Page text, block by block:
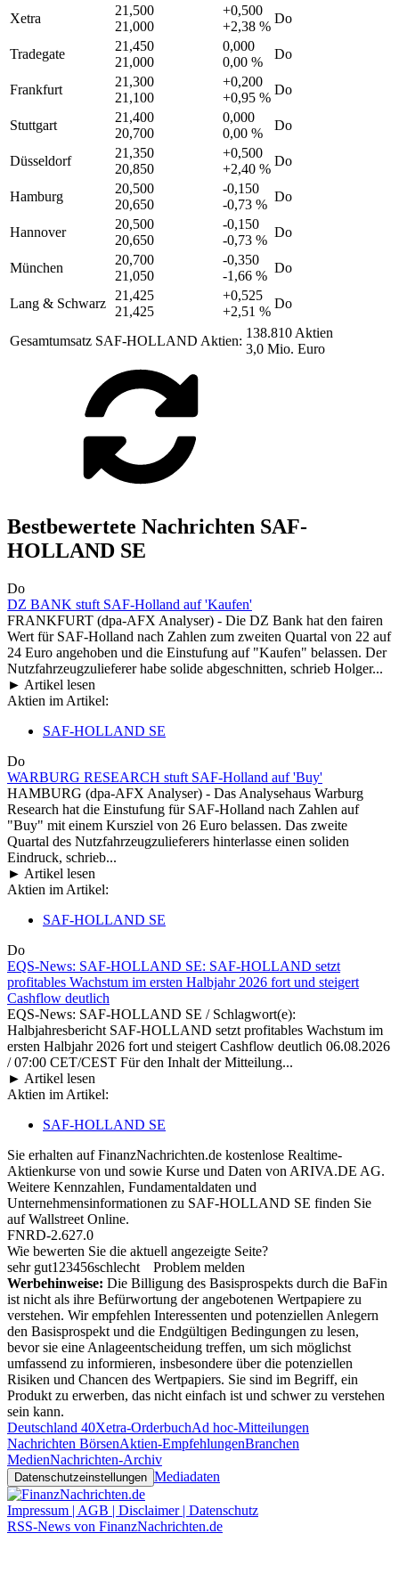
Xetra
21,500
21,000
+0,500
+2,38 %
Do
Tradegate
21,450
21,000
0,000
0,00 %
Do
Frankfurt
21,300
21,100
+0,200
+0,95 %
Do
Stuttgart
21,400
20,700
0,000
0,00 %
Do
Düsseldorf
21,350
20,850
+0,500
+2,40 %
Do
Hamburg
20,500
20,650
-0,150
-0,73 %
Do
Hannover
20,500
20,650
-0,150
-0,73 %
Do
München
20,700
21,050
-0,350
-1,66 %
Do
Lang & Schwarz
21,425
21,425
+0,525
+2,51 %
Do
Gesamtumsatz SAF-HOLLAND Aktien:
138.810 Aktien
3,0 Mio. Euro
Bestbewertete Nachrichten SAF-
HOLLAND SE
Do
DZ BANK stuft SAF-Holland auf 'Kaufen'
FRANKFURT (dpa-AFX Analyser) - Die DZ Bank hat den fairen
Wert für SAF-Holland nach Zahlen zum zweiten Quartal von 22 auf
24 Euro angehoben und die Einstufung auf "Kaufen" belassen. Der
Nutzfahrzeugzulieferer habe solide abgeschnitten, schrieb Holger...
► Artikel lesen
Aktien im Artikel:
SAF-HOLLAND SE
Do
WARBURG RESEARCH stuft SAF-Holland auf 'Buy'
HAMBURG (dpa-AFX Analyser) - Das Analysehaus Warburg
Research hat die Einstufung für SAF-Holland nach Zahlen auf
"Buy" mit einem Kursziel von 26 Euro belassen. Das zweite
Quartal des Nutzfahrzeugzulieferers hinterlasse einen soliden
Eindruck, schrieb...
► Artikel lesen
Aktien im Artikel:
SAF-HOLLAND SE
Do
EQS-News: SAF-HOLLAND SE: SAF-HOLLAND setzt
profitables Wachstum im ersten Halbjahr 2026 fort und steigert
Cashflow deutlich
EQS-News: SAF-HOLLAND SE / Schlagwort(e):
Halbjahresbericht SAF-HOLLAND setzt profitables Wachstum im
ersten Halbjahr 2026 fort und steigert Cashflow deutlich 06.08.2026
/ 07:00 CET/CEST Für den Inhalt der Mitteilung...
► Artikel lesen
Aktien im Artikel:
SAF-HOLLAND SE
Sie erhalten auf FinanzNachrichten.de kostenlose Realtime-
Aktienkurse von und sowie Kurse und Daten von ARIVA.DE AG.
Weitere Kennzahlen, Fundamentaldaten und
Unternehmensinformationen zu SAF-HOLLAND SE finden Sie
aufWallstreet Online.
FNRD-2.627.0
Wie bewerten Sie die aktuell angezeigte Seite?
sehr gut1 23456schlecht
Problem melden
Werbehinweise: Die Billigung des Basisprospekts durch die BaFin
ist nicht als ihre Befürwortung der angebotenen Wertpapiere zu
verstehen. Wir empfehlen Interessenten und potenziellen Anlegern
den Basisprospekt und die Endgültigen Bedingungen zu lesen,
bevor sie eine Anlageentscheidung treffen, um sich möglichst
umfassend zu informieren, insbesondere über die potenziellen
Risiken und Chancen des Wertpapiers. Sie sind im Begriff, ein
Produkt zu erwerben, das nicht einfach ist und schwer zu verstehen
sein kann.
Deutschland 40Xetra-OrderbuchAd hoc-Mitteilungen
Nachrichten BörsenAktien-EmpfehlungenBranchen
MedienNachrichten-Archiv
Datenschutzeinstellungen Mediadaten
Impressum | AGB | Disclaimer | Datenschutz
RSS-News von FinanzNachrichten.de